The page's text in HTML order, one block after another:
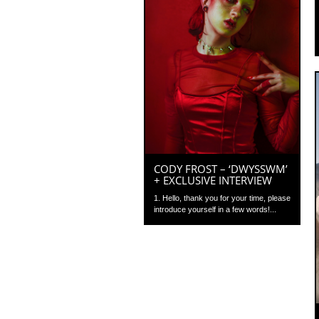
CODY FROST – ‘DWYSSWM’
+ EXCLUSIVE INTERVIEW
1. Hello, thank you for your time, please
introduce yourself in a few words!...